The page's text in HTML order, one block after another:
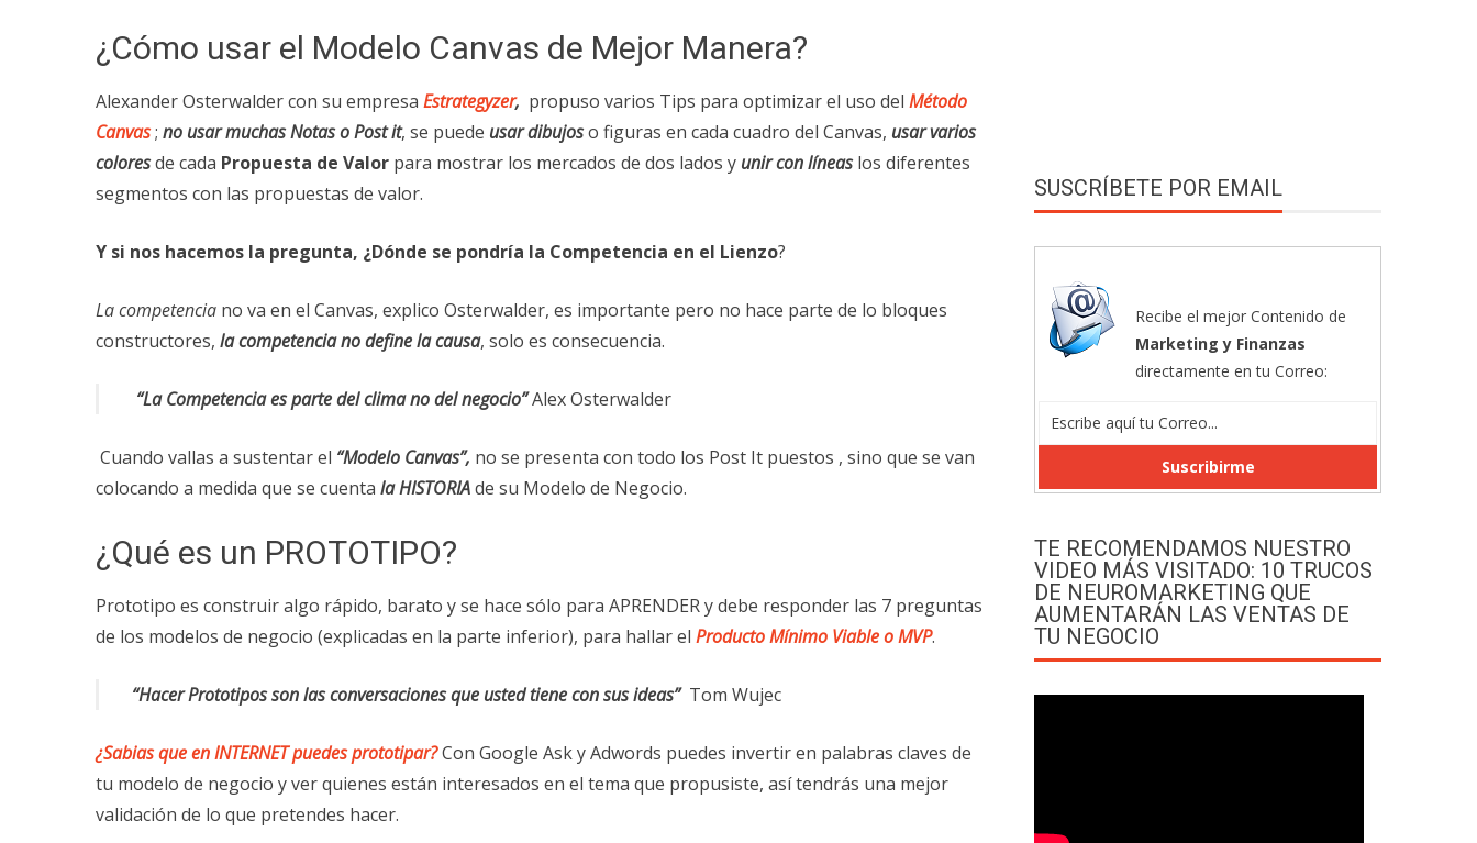
¿Cómo usar el Modelo Canvas de Mejor Manera?
Alexander Osterwalder con su empresa Estrategyzer, propuso varios Tips para optimizar el uso del Método
Canvas; no usar muchas Notas o Post it, se puede usar dibujoso figuras en cada cuadro del Canvas, usar varios
coloresde cada Propuesta de Valor para mostrar los mercados de dos lados y unir con líneaslos diferentes
segmentos con las propuestas de valor.
Y si nos hacemos la pregunta, ¿Dónde se pondría la Competencia en el Lienzo?
La competencia no va en el Canvas, explico Osterwalder, es importante pero no hace parte de lo bloques
constructores, la competencia no define la causa, solo es consecuencia.
“La Competencia es parte del clima no del negocio”Alex Osterwalder
Cuando vallas a sustentar el “Modelo Canvas”, no se presenta con todo los Post It puestos , sino que se van
colocando a medida que se cuenta la HISTORIAde su Modelo de Negocio.
¿Qué es un PROTOTIPO?
Prototipo es construir algo rápido, barato y se hace sólo para APRENDER y debe responder las 7 preguntas
de los modelos de negocio (explicadas en la parte inferior), para hallar el Producto Mínimo Viable o MVP.
“Hacer Prototipos son las conversaciones que usted tiene con sus ideas” Tom Wujec
¿Sabias que en INTERNET puedes prototipar?Con Google Ask y Adwords puedes invertir en palabras claves de
tu modelo de negocio y ver quienes están interesados en el tema que propusiste, así tendrás una mejor
validación de lo que pretendes hacer.
SUSCRÍBETE POR EMAIL
Recibe el mejor Contenido de
Marketing y Finanzas
directamente en tu Correo:
TE RECOMENDAMOS NUESTRO
VIDEO MÁS VISITADO: 10 TRUCOS
DE NEUROMARKETING QUE
AUMENTARÁN LAS VENTAS DE
TU NEGOCIO